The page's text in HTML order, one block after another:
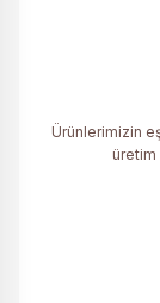
Ürünlerimizin